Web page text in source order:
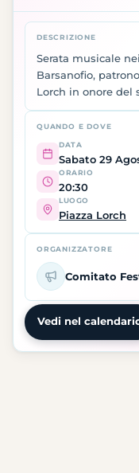
DESCRIZIONE
Serata musicale
Barsanofio,
Lorch in onore del
QUANDO E DOVE
DATA
Sabato 29
ORARIO
20:30
LUOGO
Piazza Lorch
ORGANIZZATORE
Comitato
Vedi nel